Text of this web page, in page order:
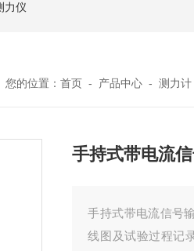
力仪
您的位置： 首页 - 产品中心 - 测力计
手持式带电流
手持式带电流信号
线图及试验过程记